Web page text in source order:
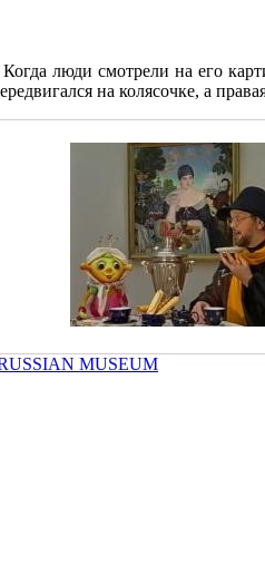
люди смотрели на его
на колясочке, а
MUSEUM